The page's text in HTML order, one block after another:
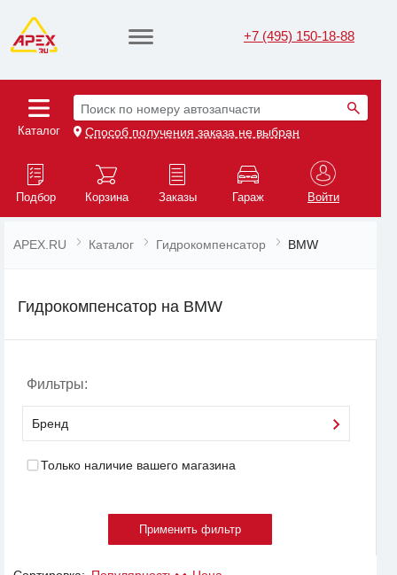
+7 (495) 150-18-88
Каталог
Поиск по номеру автозапчасти
Способ получения заказа не выбран
Подбор Корзина Заказы Гараж Войти
APEX.RU Каталог Гидрокомпенсатор BMW
Гидрокомпенсатор на BMW
Фильтры:
Бренд
Только наличие вашего магазина